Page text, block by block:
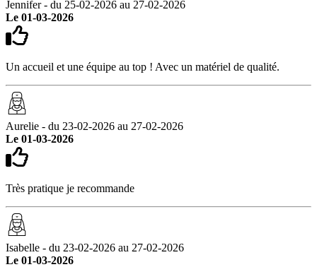
Jennifer - du 25-02-2026 au 27-02-2026
Le 01-03-2026
Un accueil et une équipe au top ! Avec un matériel de qualité.
Aurelie - du 23-02-2026 au 27-02-2026
Le 01-03-2026
Très pratique je recommande
Isabelle - du 23-02-2026 au 27-02-2026
Le 01-03-2026